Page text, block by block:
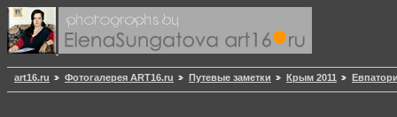
art16.ru Фотогалерея ART16.ru Путевые заметки Крым 2011